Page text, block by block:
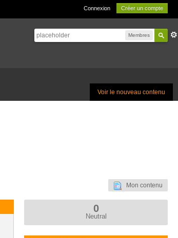
Connexion Créer un compte
Membres
Voir le nouveau contenu
Mon contenu
0
Neutral